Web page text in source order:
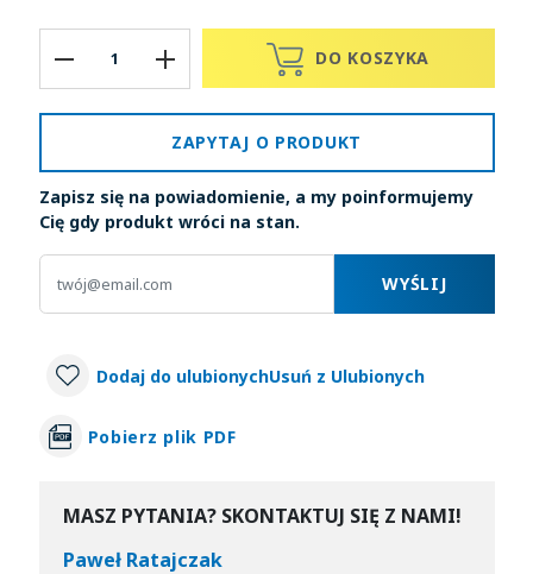
DO KOSZYKA
ZAPYTAJ O PRODUKT
Zapisz się na powiadomienie, a my poinformujemy
Cię gdy produkt wróci na stan.
WYŚLIJ
Dodaj do ulubionychUsuń z Ulubionych
Pobierz plik PDF
MASZ PYTANIA? SKONTAKTUJ SIĘ Z NAMI!
Paweł Ratajczak